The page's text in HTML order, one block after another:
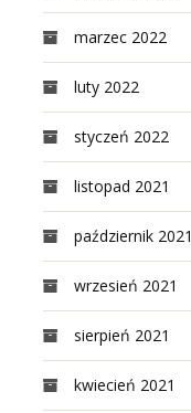
marzec 2022
luty 2022
styczeń 2022
listopad 2021
październik 2021
wrzesień 2021
sierpień 2021
kwiecień 2021